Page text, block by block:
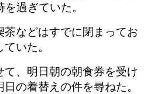
過ぎていた。
などはすでに閉まってお
いた。
て、明日朝の朝食券を受け
の着替えの件を尋ねた。